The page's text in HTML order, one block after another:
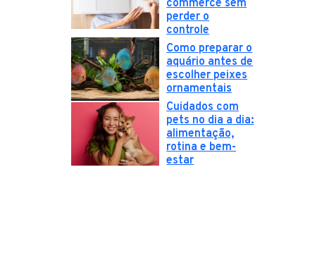
commerce sem
perder o
controle
Como preparar o
aquário antes de
escolher peixes
ornamentais
Cuidados com
pets no dia a dia:
alimentação,
rotina e bem-
estar